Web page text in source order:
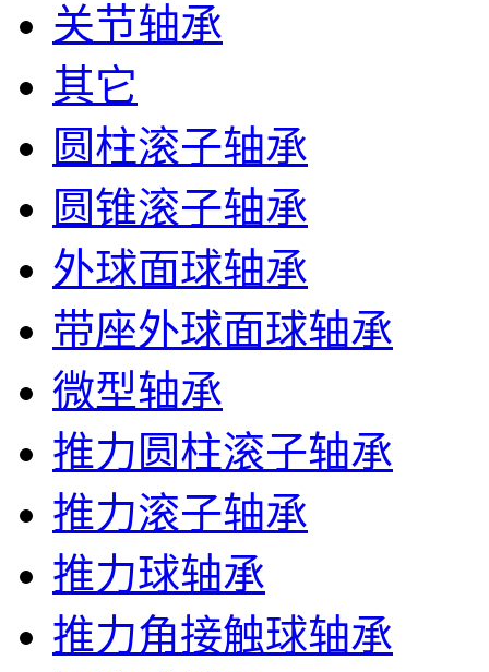
关节轴承
其它
圆柱滚子轴承
圆锥滚子轴承
外球面球轴承
带座外球面球轴承
微型轴承
推力圆柱滚子轴承
推力滚子轴承
推力球轴承
推力角接触球轴承